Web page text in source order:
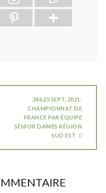
24&25 SEPT. 2021:
CHAMPIONNAT DE
FRANCE PAR ÉQUIPE
SÉNIOR DAMES RÉGION
SUD EST